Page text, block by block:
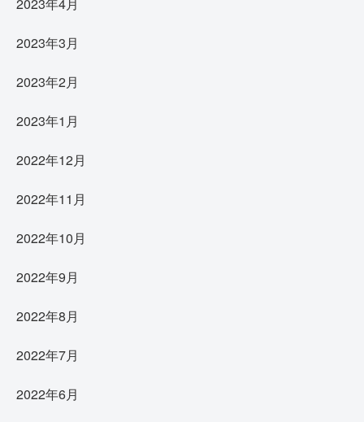
2023年3月
2023年2月
2023年1月
2022年12月
2022年11月
2022年10月
2022年9月
2022年8月
2022年7月
2022年6月